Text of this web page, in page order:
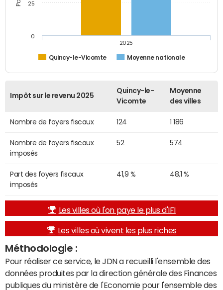
Quincy-le-Vicomte Moyenne nationale
2025
0
25
Impôt sur le revenu 2025
Quincy-le-
Vicomte
Moyenne
des villes
Nombre de foyers fiscaux 124 1 186
Nombre de foyers fiscaux
imposés
52 574
Part des foyers fiscaux
imposés
41,9 % 48,1 %
Les villes où l'on paye le plus d'IFI
Les villes où vivent les plus riches
Méthodologie :
Pour réaliser ce service, le JDN a recueilli l'ensemble des
données produites par la direction générale des Finances
publiques du ministère de l'Economie pour l'ensemble des